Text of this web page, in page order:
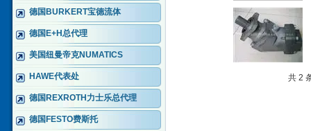
德国BURKERT宝德流体
德国E+H总代理
美国纽曼帝克NUMATICS
HAWE代表处
德国REXROTH力士乐总代理
德国FESTO费斯托
共 2